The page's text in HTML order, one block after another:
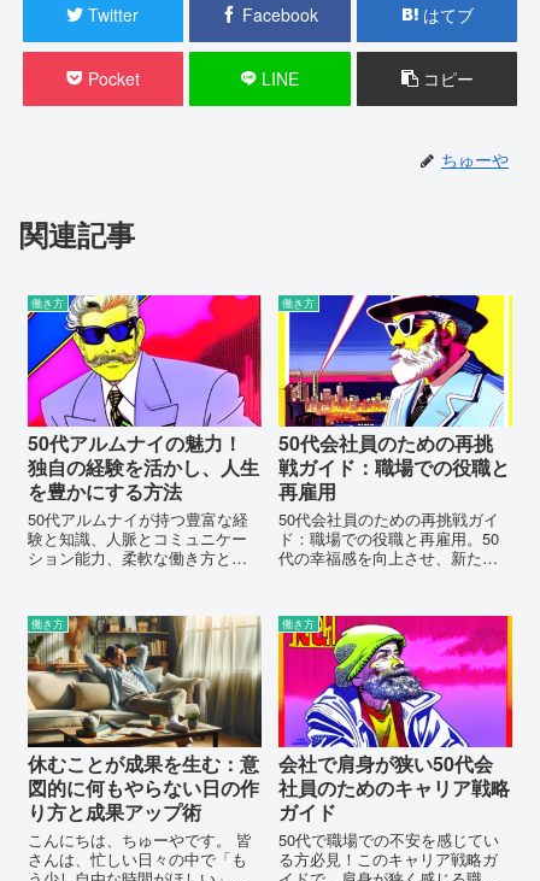
Twitter Facebook はてブ
Pocket LINE コピー
ちゅーや
関連記事
働き方
50代アルムナイの魅力！
独自の経験を活かし、人生
を豊かにする方法
50代アルムナイが持つ豊富な経
験と知識、人脈とコミュニケー
ション能力、柔軟な働き方と適
制度を活用して企業の発展に貢
献しましょう。
働き方
50代会社員のための再挑
戦ガイド：職場での役職と
再雇用
50代会社員のための再挑戦ガイ
ド：職場での役職と再雇用。50
代の幸福感を向上させ、新たな
自由に、活力あるキャリアを創
造しましょう。
働き方
休むことが成果を生む：意
図的に何もやらない日の作
り方と成果アップ術
こんにちは、ちゅーやです。 皆
さんは、忙しい日々の中で「も
働き方
会社で肩身が狭い50代会
社員のためのキャリア戦略
ガイド
50代で職場での不安を感じてい
る方必見！このキャリア戦略ガ